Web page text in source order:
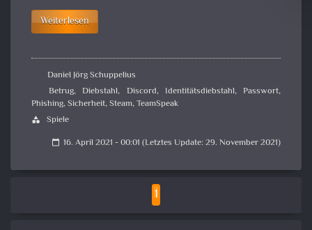
Weiterlesen
Daniel Jörg Schuppelius
Betrug,Diebstahl, Discord, Identitätsdiebstahl, Passwort,
Phishing,Sicherheit,Steam,TeamSpeak
category Spiele
calendar_today 16. April 2021 - 00:01 (Letztes Update: 29. November 2021)
1